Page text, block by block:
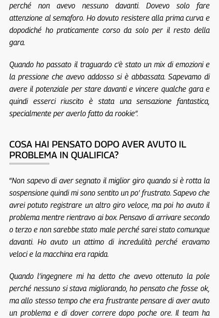
perché non avevo nessuno davanti. Dovevo solo fare
attenzione al semaforo. Ho dovuto resistere alla prima curva e
dopodiché ho praticamente corso da solo per il resto della
gara.
Quando ho passato il traguardo c’è stato un mix di emozioni e
la pressione che avevo addosso si è abbassata. Sapevamo di
avere il potenziale per stare davanti e vincere qualche gara e
quindi esserci riuscito è stata una sensazione fantastica,
specialmente per averlo fatto da rookie”.
COSA HAI PENSATO DOPO AVER AVUTO IL
PROBLEMA IN QUALIFICA?
“Non sapevo di aver segnato il miglior giro quando si è rotta la
sospensione quindi mi sono sentito un po’ frustrato. Sapevo che
avrei potuto registrare un altro giro veloce, ma poi ho avuto il
problema mentre rientravo ai box. Pensavo di arrivare secondo
o terzo e non sarebbe stato male perché sarei stato comunque
davanti. Ho avuto un attimo di incredulità perché eravamo
veloci e la macchina era rapida.
Quando l’ingegnere mi ha detto che avevo ottenuto la pole
perché nessuno si stava migliorando, ho pensato che fosse ok,
ma allo stesso tempo che era frustrante pensare di aver avuto
un problema e di dover correre dopo poche ore. Il team ha